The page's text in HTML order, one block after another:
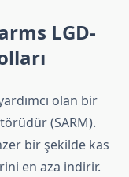
LGD-
olan bir
(SARM).
bir şekilde kas
en aza indirir.